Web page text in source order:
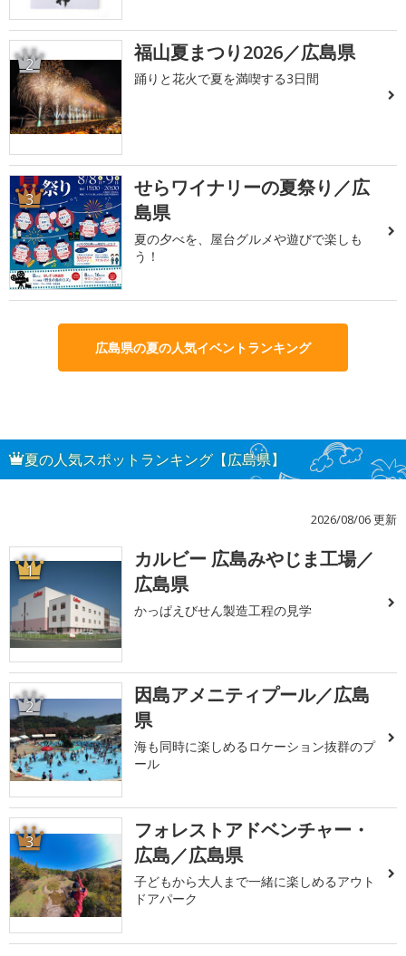
2 福山夏まつり2026／広島県
踊りと花火で夏を満喫する3日間
3
せらワイナリーの夏祭り／広
島県
夏の夕べを、屋台グルメや遊びで楽しも
う！
広島県の夏の人気イベントランキング
夏の人気スポットランキング【広島県】
2026/08/06 更新
1
カルビー 広島みやじま工場／
広島県
かっぱえびせん製造工程の見学
2
因島アメニティプール／広島
県
海も同時に楽しめるロケーション抜群のプ
ール
3
フォレストアドベンチャー・
広島／広島県
子どもから大人まで一緒に楽しめるアウト
ドアパーク